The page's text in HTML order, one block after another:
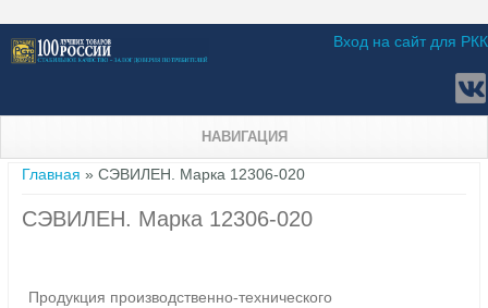
Вход на сайт для РКК
НАВИГАЦИЯ
Вы здесь
Главная » СЭВИЛЕН. Марка 12306-020
СЭВИЛЕН. Марка 12306-020
Продукция производственно-технического